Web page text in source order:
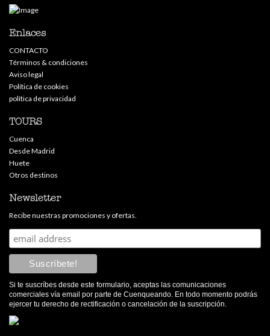
Enlaces
CONTACTO
Términos & condiciones
Aviso legal
Política de cookies
política de privacidad
TOURS
Cuenca
Desde Madrid
Huete
Otros destinos
Newsletter
Recibe nuestras promociones y ofertas.
Si te suscríbes desde este formulario, aceptas las comunicaciones
comerciales vía email por parte de Cuenqueando. En todo momento podrás
ejercer tu derecho de rectificación o cancelación de la suscripción.